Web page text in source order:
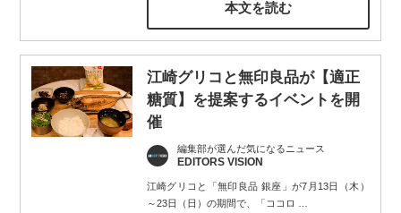
本文を読む
江崎グリコと無印良品が【適正
糖質】を提案するイベントを開
催
編集部が選んだ気になるニュース
EDITORS VISION
江崎グリコと「無印良品 銀座」が7月13日（木）
～23日（日）の期間で、「ココロ